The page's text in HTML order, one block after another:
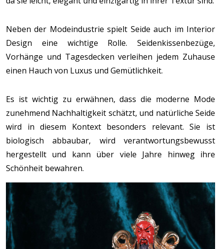
Neben der Modeindustrie spielt Seide auch im Interior
Design eine wichtige Rolle. Seidenkissenbezüge,
Vorhänge und Tagesdecken verleihen jedem Zuhause
einen Hauch von Luxus und Gemütlichkeit.
Es ist wichtig zu erwähnen, dass die moderne Mode
zunehmend Nachhaltigkeit schätzt, und natürliche Seide
wird in diesem Kontext besonders relevant. Sie ist
biologisch abbaubar, wird verantwortungsbewusst
hergestellt und kann über viele Jahre hinweg ihre
Schönheit bewahren.